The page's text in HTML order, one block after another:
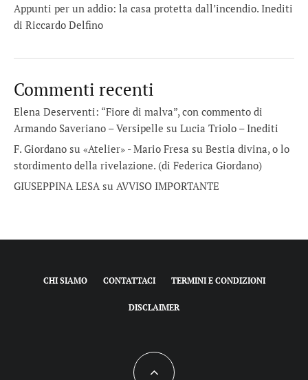
Appunti per un addio: la casa protetta dall’incendio. Inediti
di Riccardo Delfino
Commenti recenti
Elena Deserventi: “Fiore di malva”, con commento di
Armando Saveriano – Versipelle su Lucia Triolo – Inediti
F. Giordano su «Atelier» - Mario Fresa su Bestia divina, o lo
stordimento della rivelazione. (di Federica Giordano)
GIUSEPPINA LESA su AVVISO IMPORTANTE
CHI SIAMO CONTATTACI TERMINI E CONDIZIONI
DISCLAIMER